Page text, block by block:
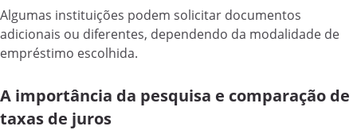
Algumas instituições podem solicitar documentos
adicionais ou diferentes, dependendo da modalidade de
empréstimo escolhida.
A importância da pesquisa e comparação de
taxas de juros